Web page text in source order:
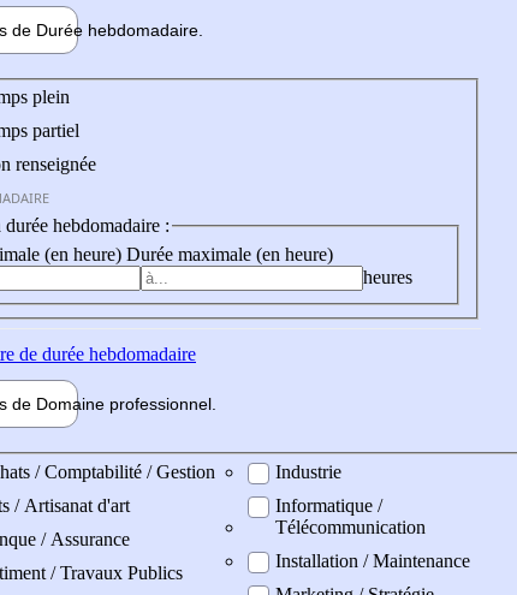
de Durée hebdomadaire
plein
partiel
renseignée
durée hebdomadaire :
(en heure) Durée maximale (en heure)
heures
de durée hebdomadaire
de Domaine professionnel
/ Comptabilité / Gestion
/ Artisanat d'art
/ Assurance
/ Travaux Publics
Industrie
Informatique /
Télécommunication
Installation / Maintenance